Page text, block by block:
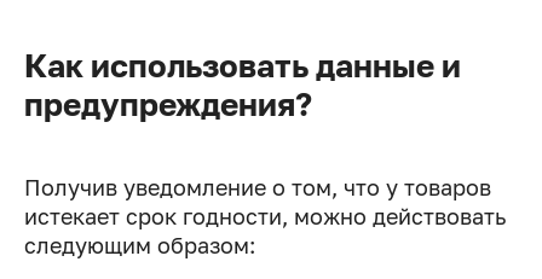
Как использовать данные и
предупреждения?
Получив уведомление о том, что у товаров
истекает срок годности, можно действовать
следующим образом: